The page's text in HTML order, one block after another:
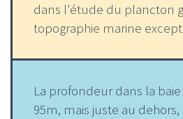
dans l'étude du plancton
topographie marine
La profondeur dans la
95m, mais juste au